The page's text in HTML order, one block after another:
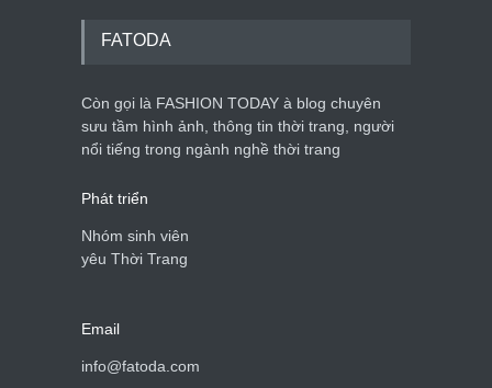
FATODA
Còn gọi là FASHION TODAY à blog chuyên
sưu tầm hình ảnh, thông tin thời trang, người
nổi tiếng trong ngành nghề thời trang
Phát triển
Nhóm sinh viên
yêu Thời Trang
Email
info@fatoda.com